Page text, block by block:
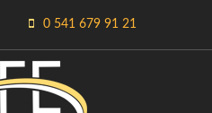
0 541 679 91 21